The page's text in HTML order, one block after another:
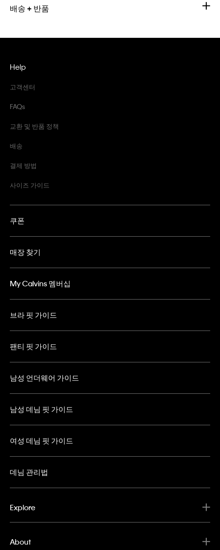
배송 + 반품
Help
고객센터
FAQs
교환 및 반품 정책
배송
결제 방법
사이즈 가이드
쿠폰
매장 찾기
My Calvins 멤버십
브라 핏 가이드
팬티 핏 가이드
남성 언더웨어 가이드
남성 데님 핏 가이드
여성 데님 핏 가이드
데님 관리법
Explore
About